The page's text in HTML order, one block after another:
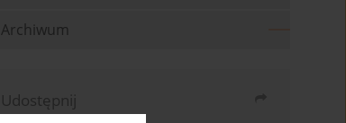
Archiwum
Udostępnij